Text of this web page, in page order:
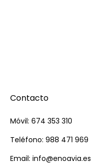
Contacto
Móvil: 674 353 310
Teléfono: 988 471 969
Email: info@enoavia.es